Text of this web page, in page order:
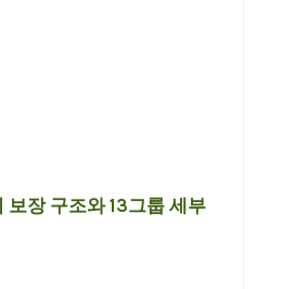
보장 구조와 13그룹 세부